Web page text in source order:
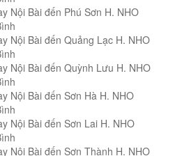
Nội Bài đến Phú Sơn H. NHO
Nội Bài đến Quảng Lạc H. NHO
Nội Bài đến Quỳnh Lưu H. NHO
Nội Bài đến Sơn Hà H. NHO
Nội Bài đến Sơn Lai H. NHO
Nội Bài đến Sơn Thành H. NHO